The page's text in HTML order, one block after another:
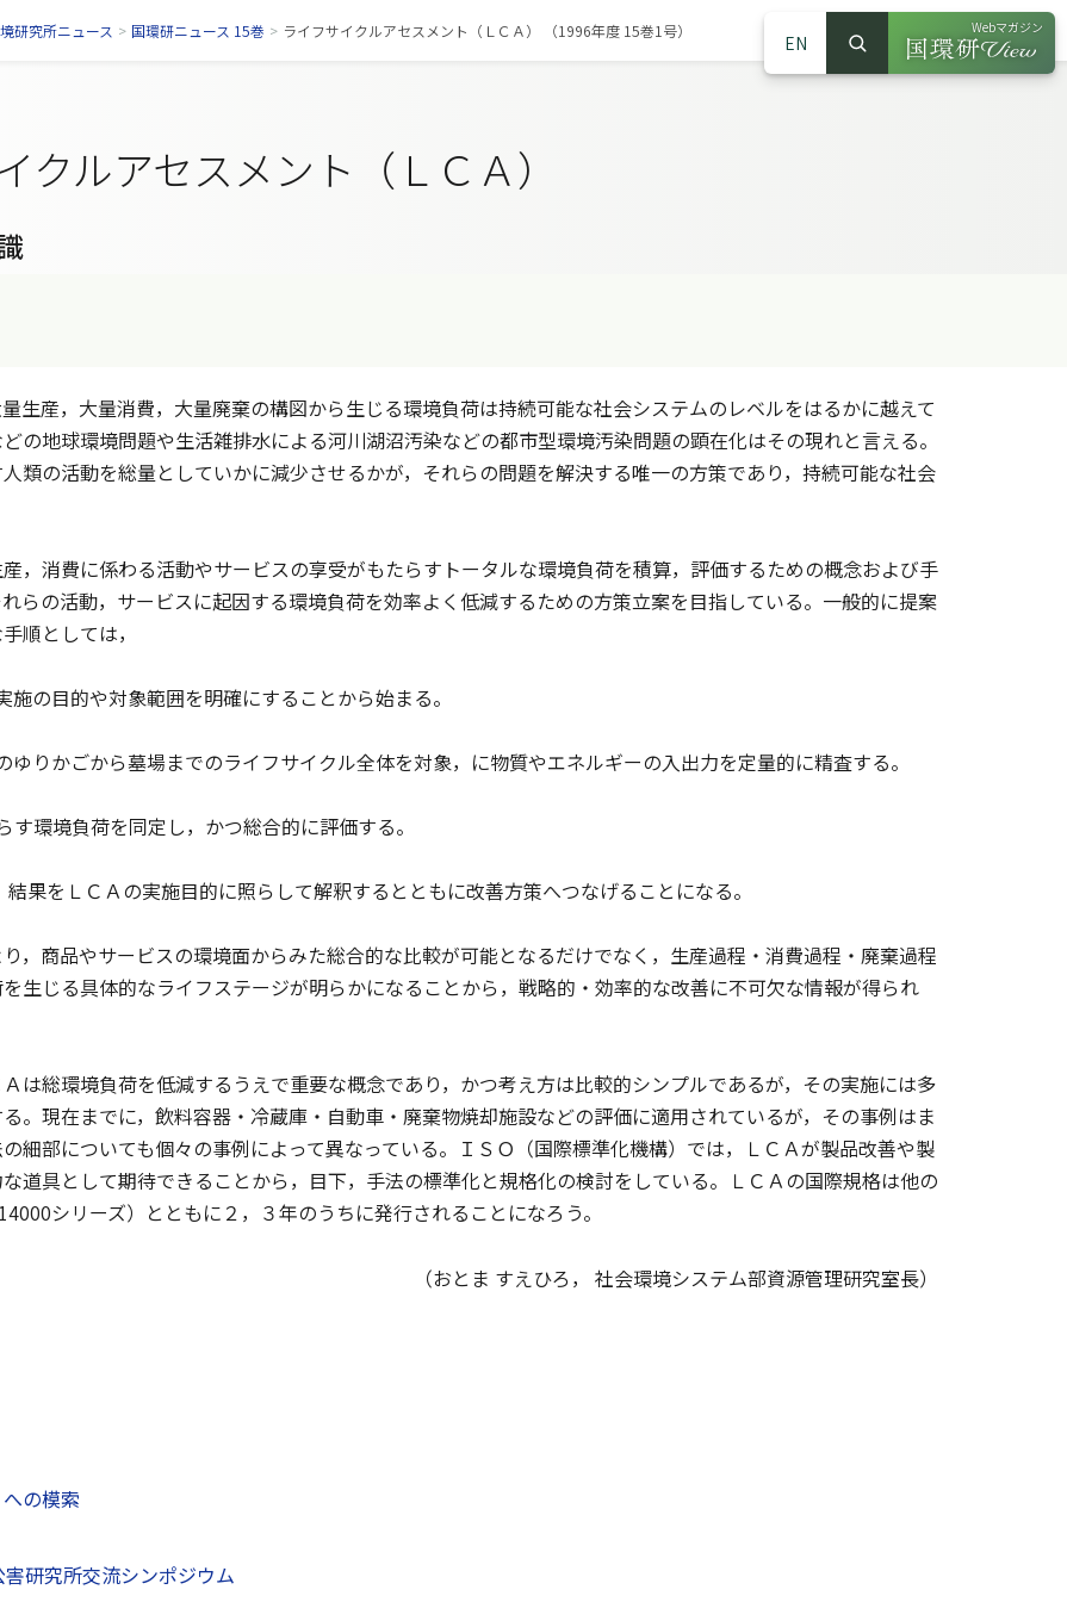
EN
サイト内検索
検索
Webマガジン
（別ウインドウ
研究所ニュース > 国環研ニュース 15巻 > ライフサイクルアセスメント（ＬＣＡ） （1996年度 15巻1号）
クルアセスメント（ＬＣＡ）
生産，大量消費，大量廃棄の構図から生じる環境負荷は持続可能な社会システムのレベルをはるかに越えて
の地球環境問題や生活雑排水による河川湖沼汚染などの都市型環境汚染問題の顕在化はその現れと言える。
類の活動を総量としていかに減少させるかが，それらの問題を解決する唯一の方策であり，持続可能な社会
，消費に係わる活動やサービスの享受がもたらすトータルな環境負荷を積算，評価するための概念および手
らの活動，サービスに起因する環境負荷を効率よく低減するための方策立案を目指している。一般的に提案
順としては，
の目的や対象範囲を明確にすることから始まる。
りかごから墓場までのライフサイクル全体を対象，に物質やエネルギーの入出力を定量的に精査する。
環境負荷を同定し，かつ総合的に評価する。
果をＬＣＡの実施目的に照らして解釈するとともに改善方策へつなげることになる。
，商品やサービスの環境面からみた総合的な比較が可能となるだけでなく，生産過程・消費過程・廃棄過程
生じる具体的なライフステージが明らかになることから，戦略的・効率的な改善に不可欠な情報が得られ
は総環境負荷を低減するうえで重要な概念であり，かつ考え方は比較的シンプルであるが，その実施には多
。現在までに，飲料容器・冷蔵庫・自動車・廃棄物焼却施設などの評価に適用されているが，その事例はま
細部についても個々の事例によって異なっている。ＩＳＯ（国際標準化機構）では，ＬＣＡが製品改善や製
道具として期待できることから，目下，手法の標準化と規格化の検討をしている。ＬＣＡの国際規格は他の
シリーズ）とともに２，３年のうちに発行されることになろう。
（おとま すえひろ， 社会環境システム部資源管理研究室長）
への模索
研究所交流シンポジウム